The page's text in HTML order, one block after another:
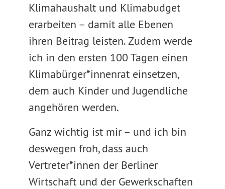
Klimahaushalt und Klimabudget
erarbeiten – damit alle Ebenen
ihren Beitrag leisten. Zudem werde
ich in den ersten 100 Tagen einen
Klimabürger*innenrat einsetzen,
dem auch Kinder und Jugendliche
angehören werden.
Ganz wichtig ist mir – und ich bin
deswegen froh, dass auch
Vertreter*innen der Berliner
Wirtschaft und der Gewerkschaften